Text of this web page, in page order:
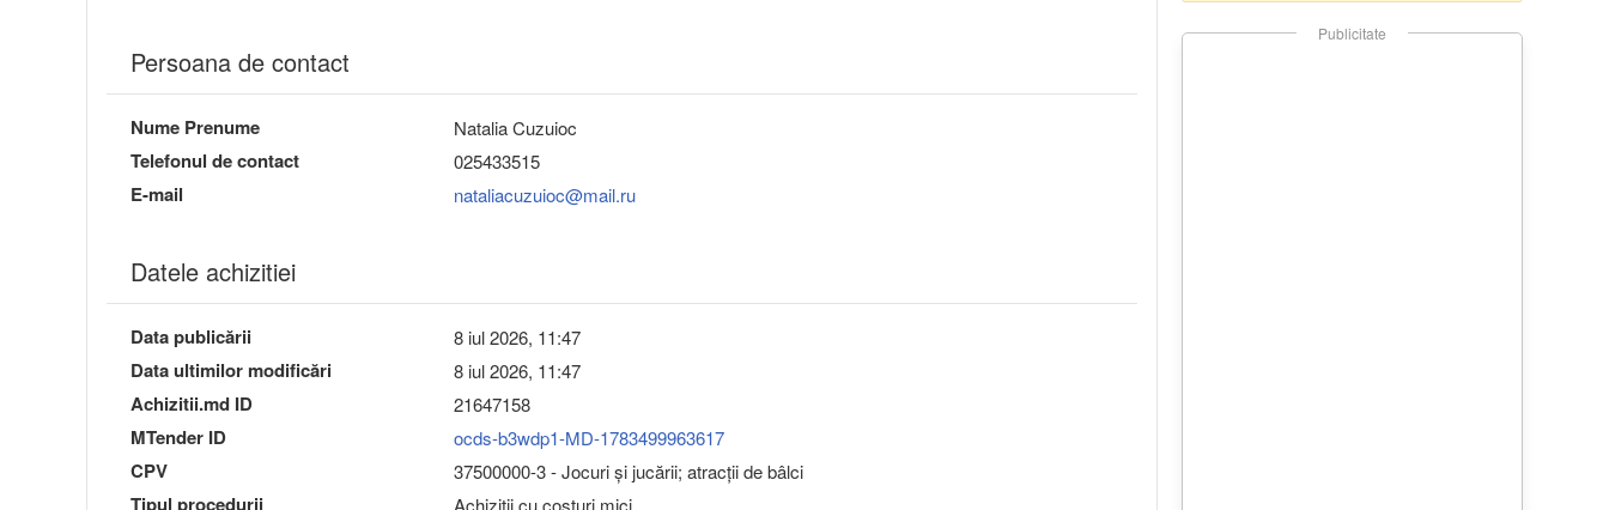
Publicitate
Persoana de contact
Nume Prenume Natalia Cuzuioc
Telefonul de contact 025433515
E-mail nataliacuzuioc@mail.ru
Datele achizitiei
Data publicării 8 iul 2026, 11:47
Data ultimilor modificări 8 iul 2026, 11:47
Achizitii.md ID 21647158
MTender ID ocds-b3wdp1-MD-1783499963617
CPV 37500000-3 - Jocuri şi jucării; atracţii de bâlci
Tipul procedurii Achiziții cu costuri mici